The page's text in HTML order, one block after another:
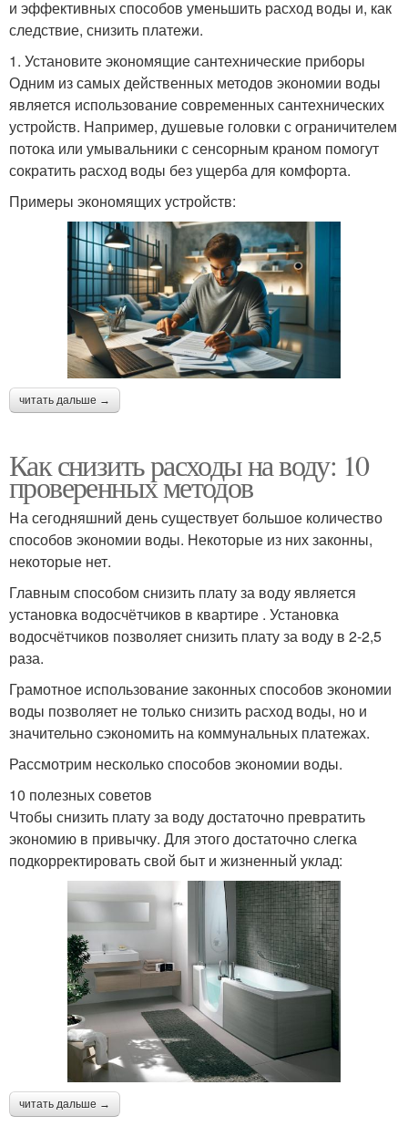
и эффективных способов уменьшить расход воды и, как
следствие, снизить платежи.
1. Установите экономящие сантехнические приборы
Одним из самых действенных методов экономии воды
является использование современных сантехнических
устройств. Например, душевые головки с ограничителем
потока или умывальники с сенсорным краном помогут
сократить расход воды без ущерба для комфорта.
Примеры экономящих устройств:
читать дальше →
Как снизить расходы на воду: 10
проверенных методов
На сегодняшний день существует большое количество
способов экономии воды. Некоторые из них законны,
некоторые нет.
Главным способом снизить плату за воду является
установка водосчётчиков в квартире . Установка
водосчётчиков позволяет снизить плату за воду в 2-2,5
раза.
Грамотное использование законных способов экономии
воды позволяет не только снизить расход воды, но и
значительно сэкономить на коммунальных платежах.
Рассмотрим несколько способов экономии воды.
10 полезных советов
Чтобы снизить плату за воду достаточно превратить
экономию в привычку. Для этого достаточно слегка
подкорректировать свой быт и жизненный уклад:
читать дальше →